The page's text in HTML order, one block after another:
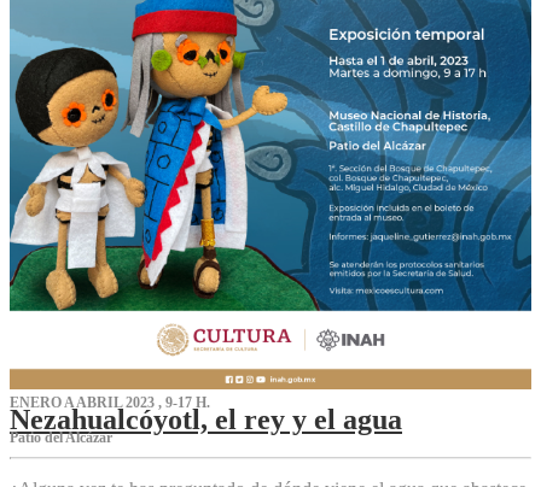
ENERO A ABRIL 2023 , 9-17 H.
Nezahualcóyotl, el rey y el agua
Patio del Alcázar